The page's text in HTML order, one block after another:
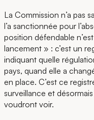
La Commission n’a pas
l’a sanctionnée pour
position défendable
lancement » : c’est un
indiquant quelle
pays, quand elle a
en place. C’est ce
surveillance et
voudront voir.